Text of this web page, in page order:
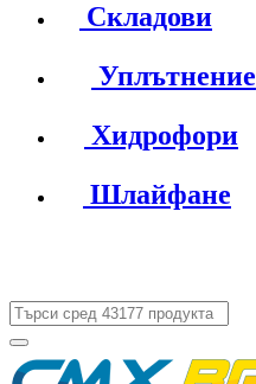
Складови
Уплътнение
Хидрофори
Шлайфане